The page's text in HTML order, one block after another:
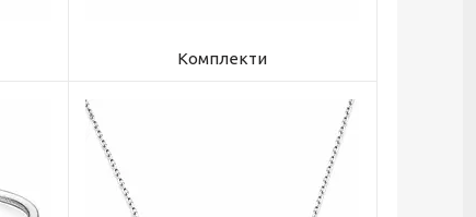
Комплекти